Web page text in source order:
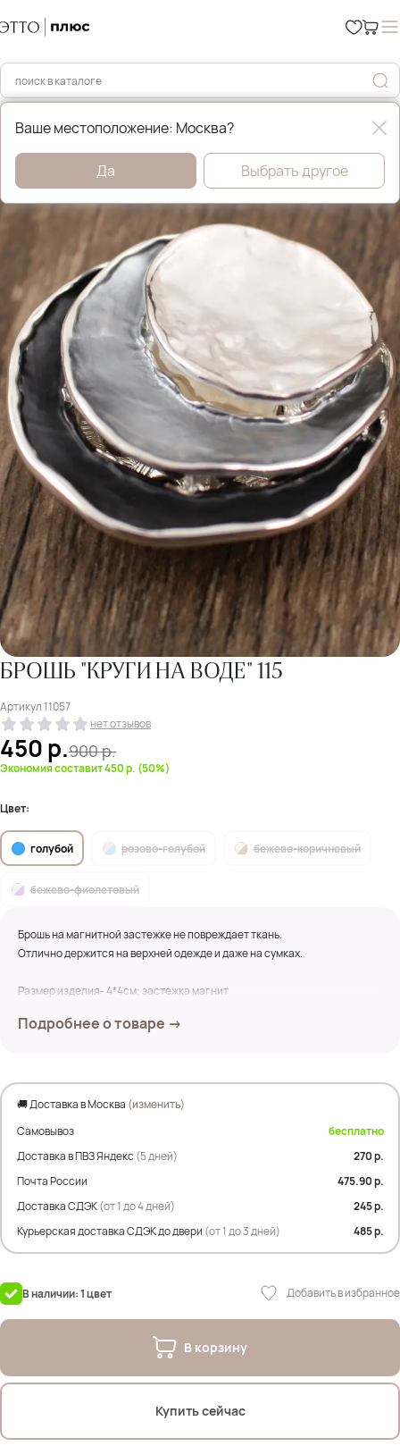
Главная Бижутерия
БРОШЬ "КРУГИ НА ВОДЕ" 115
Артикул11057
нет отзывов
450р.900р.
Экономия составит 450 р. (50%)
Цвет:
голубой розово-голубой бежево-коричневый
бежево-фиолетовый
Брошь на магнитной застежке не повреждает ткань.
Отлично держится на верхней одежде и даже на сумках.
Размер изделия- 4*4см; застежка магнит
Подробнее о товаре →
🚚 Доставка в Москва (изменить)
Самовывоз
бесплатно
Доставка в ПВЗ Яндекс (5 дней)
270 р.
Почта России
475.90 р.
Доставка СДЭК(от 1 до 4 дней)
245 р.
Курьерская доставка СДЭК до двери (от 1 до 3 дней) 485 р.
В наличии: 1 цвет Добавить в избранное
В корзину
Купить сейчас
Ваше местоположение: Москва?
Да Выбрать другое